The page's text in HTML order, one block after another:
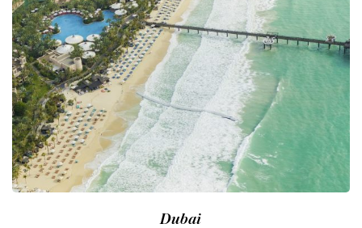
Dubai